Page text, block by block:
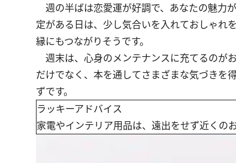
週の半ばは恋愛運が好調で、あなたの魅力
定がある日は、少し気合いを入れておしゃれ
縁にもつながりそうです。
週末は、心身のメンテナンスに充てるのが
だけでなく、本を通してさまざまな気づきを
ずです。
ラッキーアドバイス
家電やインテリア用品は、遠出をせず近くの